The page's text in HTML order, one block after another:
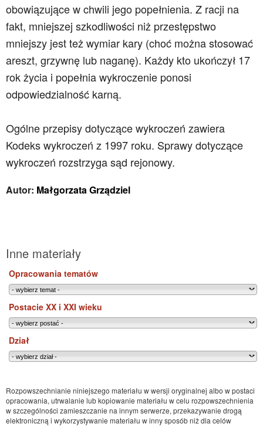
obowiązujące w chwili jego popełnienia. Z racji na
fakt, mniejszej szkodliwości niż przestępstwo
mniejszy jest też wymiar kary (choć można stosować
areszt, grzywnę lub naganę). Każdy kto ukończył 17
rok życia i popełnia wykroczenie ponosi
odpowiedzialność karną.
Ogólne przepisy dotyczące wykroczeń zawiera
Kodeks wykroczeń z 1997 roku. Sprawy dotyczące
wykroczeń rozstrzyga sąd rejonowy.
Autor: Małgorzata Grządziel
Inne materiały
Opracowania tematów
Postacie XX i XXI wieku
Dział
Rozpowszechnianie niniejszego materiału w wersji oryginalnej albo w postaci
opracowania, utrwalanie lub kopiowanie materiału w celu rozpowszechnienia
w szczególności zamieszczanie na innym serwerze, przekazywanie drogą
elektroniczną i wykorzystywanie materiału w inny sposób niż dla celów